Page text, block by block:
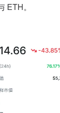
ETH。